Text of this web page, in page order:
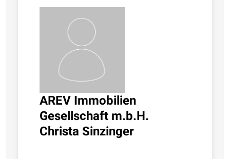
AREV Immobilien
Gesellschaft m.b.H.
Christa Sinzinger